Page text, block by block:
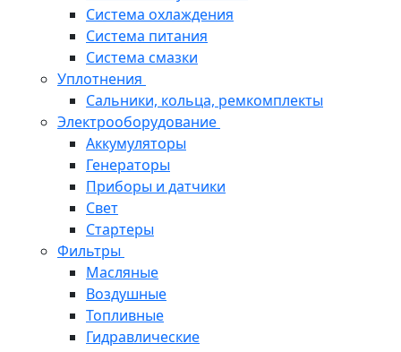
Система охлаждения
Система питания
Система смазки
Уплотнения
Сальники, кольца, ремкомплекты
Электрооборудование
Аккумуляторы
Генераторы
Приборы и датчики
Свет
Стартеры
Фильтры
Масляные
Воздушные
Топливные
Гидравлические